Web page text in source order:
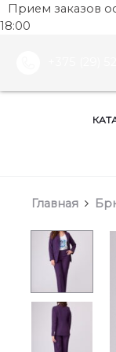
Прием заказов
18:00
Главная